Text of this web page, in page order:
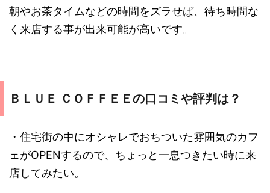
朝やお茶タイムなどの時間をズラせば、待ち時間な
く来店する事が出来可能が高いです。
ＢＬＵＥ ＣＯＦＦＥＥの口コミや評判は？
・住宅街の中にオシャレでおちついた雰囲気のカフ
ェがOPENするので、ちょっと一息つきたい時に来
店してみたい。